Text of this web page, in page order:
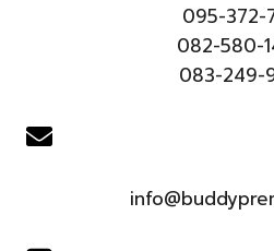
095-372-
082-580-
083-249-